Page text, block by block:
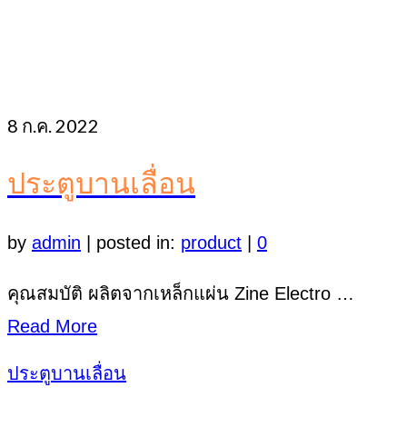
8 ก.ค. 2022
ประตูบานเลื่อน
by admin posted in: product 0
คุณสมบัติ ผลิตจากเหล็กแผ่น Zine Electro …
Read More
ประตูบานเลื่อน